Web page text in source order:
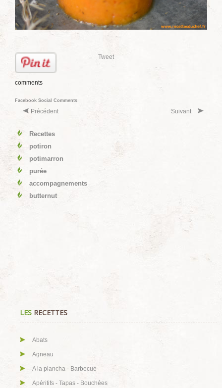
Tweet
comments
Facebook Social Comments
Précédent Suivant
Recettes
potiron
potimarron
purée
accompagnements
butternut
LES RECETTES
Abats
Agneau
A la plancha - Barbecue
Apéritifs - Tapas - Bouchées